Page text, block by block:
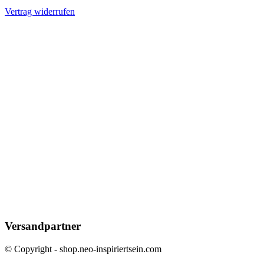
Vertrag widerrufen
Versandpartner
© Copyright - shop.neo-inspiriertsein.com